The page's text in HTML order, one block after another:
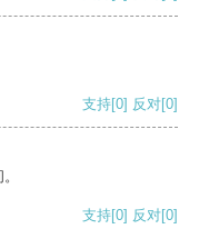
支持[0] 反对[0]
支持[0] 反对[0]